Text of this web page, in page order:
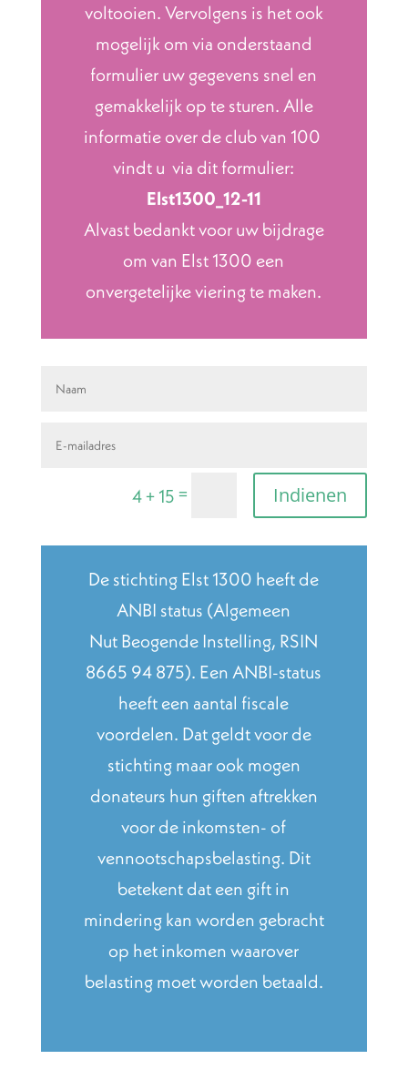
voltooien. Vervolgens is het ook
mogelijk om via onderstaand
formulier uw gegevens snel en
gemakkelijk op te sturen. Alle
informatie over de club van 100
vindt u via dit formulier:
Elst1300_12-11
Alvast bedankt voor uw bijdrage
om van Elst 1300 een
onvergetelijke viering te maken.
4 + 15 = Indienen
De stichting Elst 1300 heeft de
ANBI status (Algemeen
Nut Beogende Instelling, RSIN
8665 94 875). Een ANBI-status
heeft een aantal fiscale
voordelen. Dat geldt voor de
stichting maar ook mogen
donateurs hun giften aftrekken
voor de inkomsten- of
vennootschapsbelasting. Dit
betekent dat een gift in
mindering kan worden gebracht
op het inkomen waarover
belasting moet worden betaald.